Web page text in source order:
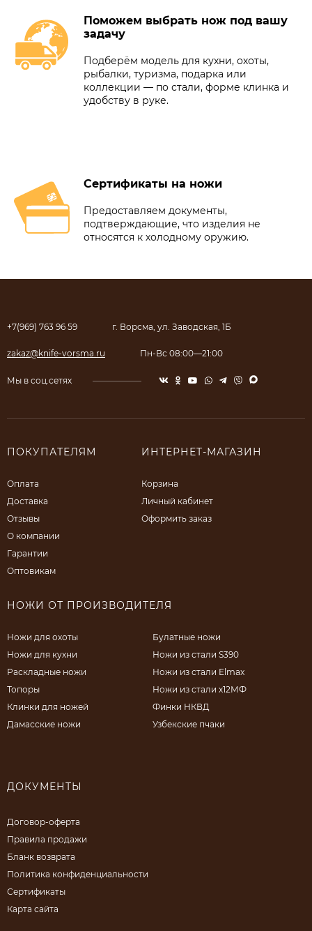
Поможем выбрать нож под вашу
задачу
Подберём модель для кухни, охоты,
рыбалки, туризма, подарка или
коллекции — по стали, форме клинка и
удобству в руке.
Сертификаты на ножи
Предоставляем документы,
подтверждающие, что изделия не
относятся к холодному оружию.
+7(969) 763 96 59 г. Ворсма, ул. Заводская, 1Б
zakaz@knife-vorsma.ru Пн-Вс 08:00—21:00
Мы в соц.сетях
ПОКУПАТЕЛЯМ
Оплата
Доставка
Отзывы
О компании
Гарантии
Оптовикам
ИНТЕРНЕТ-МАГАЗИН
Корзина
Личный кабинет
Оформить заказ
НОЖИ ОТ ПРОИЗВОДИТЕЛЯ
Ножи для охоты
Ножи для кухни
Раскладные ножи
Топоры
Клинки для ножей
Дамасские ножи
Булатные ножи
Ножи из стали S390
Ножи из стали Elmax
Ножи из стали х12МФ
Финки НКВД
Узбекские пчаки
ДОКУМЕНТЫ
Договор-оферта
Правила продажи
Бланк возврата
Политика конфиденциальности
Сертификаты
Карта сайта